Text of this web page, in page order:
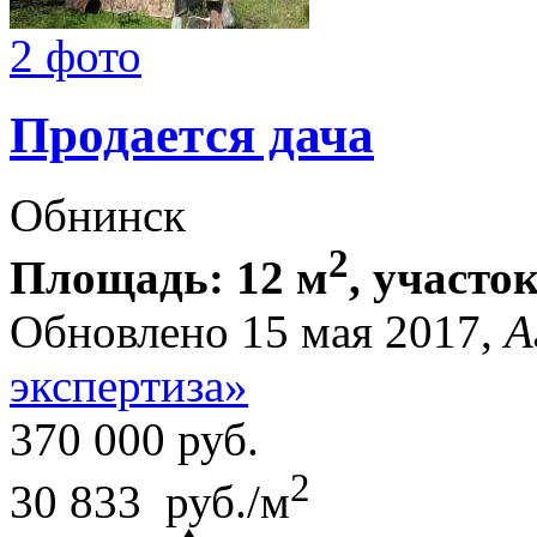
2 фото
Продается дача
Обнинск
Площадь: 12 м2,
Обновлено 15 мая 2017,
экспертиза»
370 000 руб.
30 833 руб./м2